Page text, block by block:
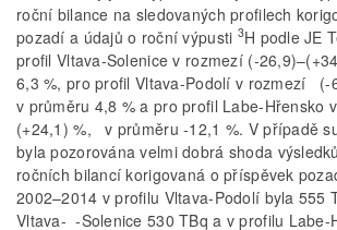
roční bilance na sledovaných profilech
pozadí a údajů o roční výpusti 3H podle JE
profil Vltava-Solenice v rozmezí (-
6,3 %, pro profil Vltava-Podolí v rozmezí (-
v průměru 4,8 % a pro profil Labe-Hřensko
(+24,1) %, v průměru -12,1 %. V případě
byla pozorována velmi dobrá shoda
ročních bilancí korigovaná o příspěvek
2002–2014 v profilu Vltava-Podolí byla 555
Vltava- -Solenice 530 TBq a v profilu Labe-